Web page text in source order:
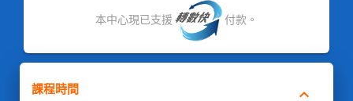
本中心現已支援 付款。
課程時間 keyboard_arrow_down